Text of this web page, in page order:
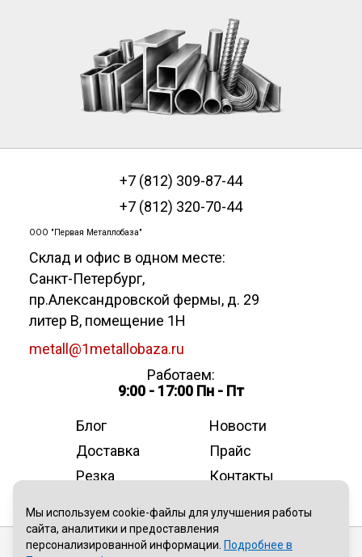
+7 (812) 309-87-44
+7 (812) 320-70-44
ООО "Первая Металлобаза"
Склад и офис в одном месте:
Санкт-Петербург,
пр.Александровской фермы, д. 29
литер В, помещение 1Н
metall@1metallobaza.ru
Работаем:
9:00 - 17:00 Пн - Пт
Блог
Новости
Доставка
Прайс
Резка
Контакты
Публичная оферта
Мы используем cookie-файлы для улучшения работы
сайта, аналитики и предоставления
персонализированной информации. Подробнее в